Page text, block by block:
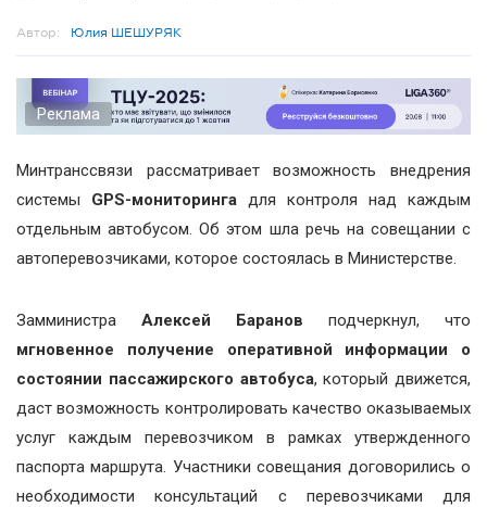
Автор: Юлия ШЕШУРЯК
Реклама
Минтранссвязи рассматривает возможность внедрения
системы GPS-мониторинга для контроля над каждым
отдельным автобусом. Об этом шла речь на совещании с
автоперевозчиками, которое состоялась в Министерстве.
Замминистра Алексей Баранов подчеркнул, что
мгновенное получение оперативной информации о
состоянии пассажирского автобуса, который движется,
даст возможность контролировать качество оказываемых
услуг каждым перевозчиком в рамках утвержденного
паспорта маршрута. Участники совещания договорились о
необходимости консультаций с перевозчиками для